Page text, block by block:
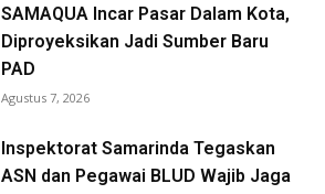
SAMAQUA Incar Pasar Dalam Kota,
Diproyeksikan Jadi Sumber Baru
PAD
Agustus 7, 2026
Inspektorat Samarinda Tegaskan
ASN dan Pegawai BLUD Wajib Jaga